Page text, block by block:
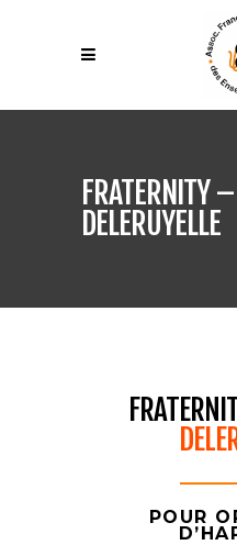
FRATERNITY
DELERUYELLE
POUR